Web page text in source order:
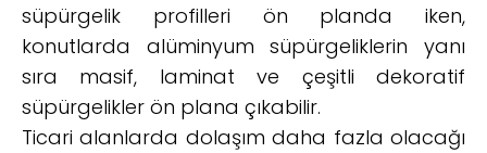
süpürgelik profilleri ön planda iken,
konutlarda alüminyum süpürgeliklerin yanı
sıra masif, laminat ve çeşitli dekoratif
süpürgelikler ön plana çıkabilir.
Ticari alanlarda dolaşım daha fazla olacağı